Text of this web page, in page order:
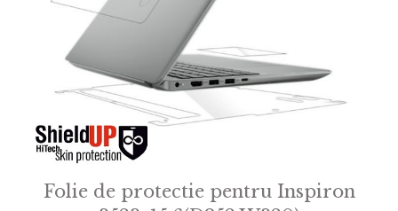
Folie de protectie pentru Inspiron